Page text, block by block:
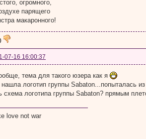
огромного,
парящего
макаронного!
07-16 16:00:37
тема для такого юзера как я
нашла логотип группы Sabaton...попыталась
схема логотипа группы Sabaton? прямым
love not war